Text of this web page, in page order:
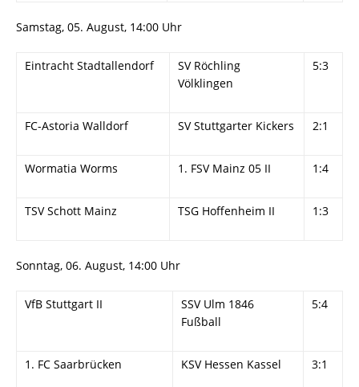
Samstag, 05. August, 14:00 Uhr
Eintracht Stadtallendorf
SV Röchling
Völklingen
5:3
FC-Astoria Walldorf SV Stuttgarter Kickers 2:1
Wormatia Worms 1. FSV Mainz 05 II 1:4
TSV Schott Mainz TSG Hoffenheim II 1:3
Sonntag, 06. August, 14:00 Uhr
VfB Stuttgart II
SSV Ulm 1846
Fußball
5:4
1. FC Saarbrücken KSV Hessen Kassel 3:1